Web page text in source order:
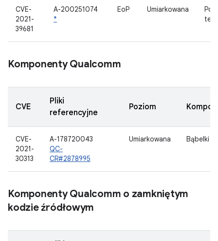
CVE-
2021-
39681
A-200251074
*
EoP Umiarkowana
Komponenty Qualcomm
CVE
Pliki
referencyjne
Poziom
CVE-
2021-
30313
A-178720043
QC-
CR#2878995
Umiarkowana Bąbelki
Komponenty Qualcomm o zamkniętym
kodzie źródłowym